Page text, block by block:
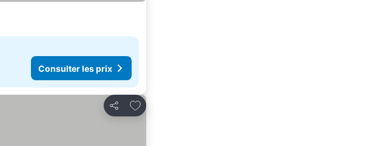
Consulter les prix
Partager
Ajouter à mes favoris